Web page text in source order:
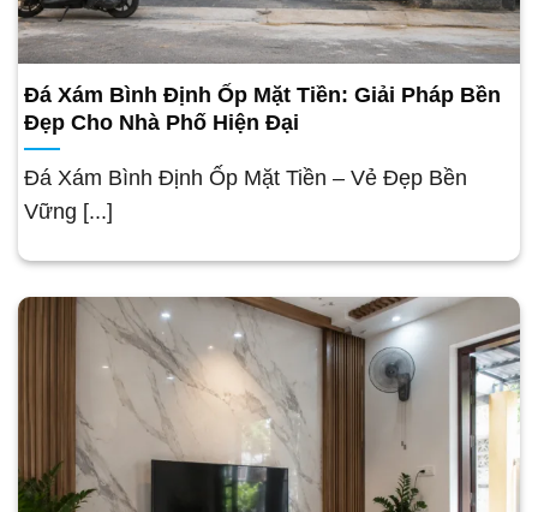
Đá Xám Bình Định Ốp Mặt Tiền: Giải Pháp Bền
Đẹp Cho Nhà Phố Hiện Đại
Đá Xám Bình Định Ốp Mặt Tiền – Vẻ Đẹp Bền
Vững [...]